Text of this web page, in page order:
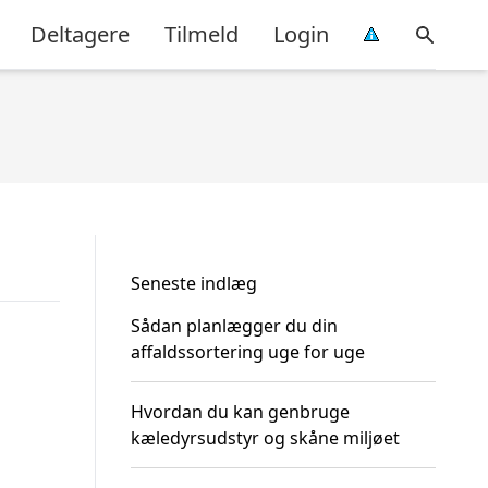
Deltagere Tilmeld Login
Seneste indlæg
Sådan planlægger du din
affaldssortering uge for uge
Hvordan du kan genbruge
kæledyrsudstyr og skåne miljøet